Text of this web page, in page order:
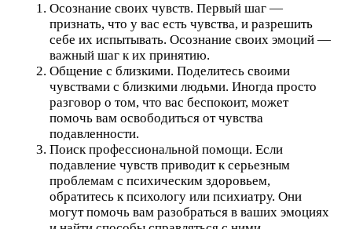
Осознание своих чувств. Первый шаг —
признать, что у вас есть чувства, и разрешить
себе их испытывать. Осознание своих эмоций —
важный шаг к их принятию.
Общение с близкими. Поделитесь своими
чувствами с близкими людьми. Иногда просто
разговор о том, что вас беспокоит, может
помочь вам освободиться от чувства
подавленности.
Поиск профессиональной помощи. Если
подавление чувств приводит к серьезным
проблемам с психическим здоровьем,
обратитесь к психологу или психиатру. Они
могут помочь вам разобраться в ваших эмоциях